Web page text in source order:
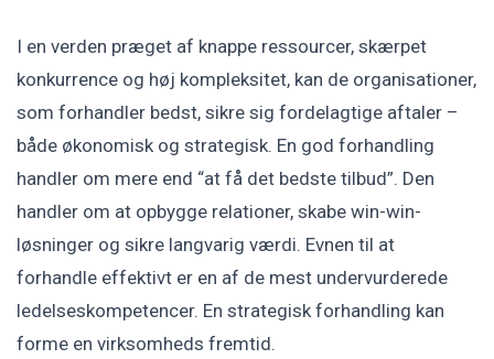
I en verden præget af knappe ressourcer, skærpet
konkurrence og høj kompleksitet, kan de organisationer,
som forhandler bedst, sikre sig fordelagtige aftaler –
både økonomisk og strategisk. En god forhandling
handler om mere end “at få det bedste tilbud”. Den
handler om at opbygge relationer, skabe win-win-
løsninger og sikre langvarig værdi. Evnen til at
forhandle effektivt er en af de mest undervurderede
ledelseskompetencer. En strategisk forhandling kan
forme en virksomheds fremtid.